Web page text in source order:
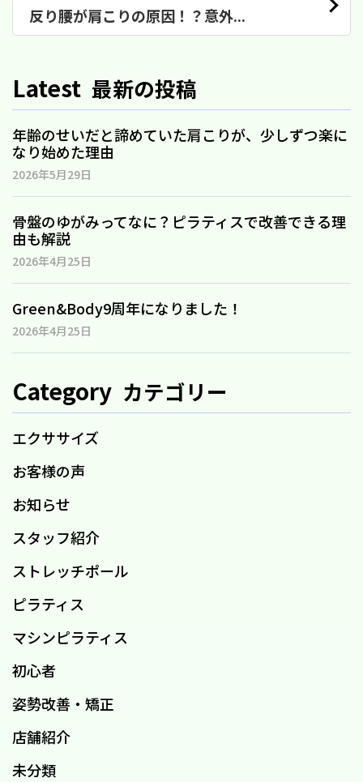
反り腰が肩こりの原因！？意外...
Latest 最新の投稿
年齢のせいだと諦めていた肩こりが、少しずつ楽に
なり始めた理由
2026年5月29日
骨盤のゆがみってなに？ピラティスで改善できる理
由も解説
2026年4月25日
Green&Body9周年になりました！
2026年4月25日
Category カテゴリー
エクササイズ
お客様の声
お知らせ
スタッフ紹介
ストレッチポール
ピラティス
マシンピラティス
初心者
姿勢改善・矯正
店舗紹介
未分類